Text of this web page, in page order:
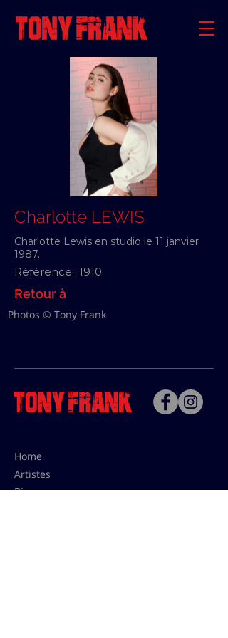
Charlotte LEWIS
Charlotte Lewis en studio le 11 janvier
1987.
Référence : 1910
Retour à
Photos © Tony Frank
Home
Artistes
Bio